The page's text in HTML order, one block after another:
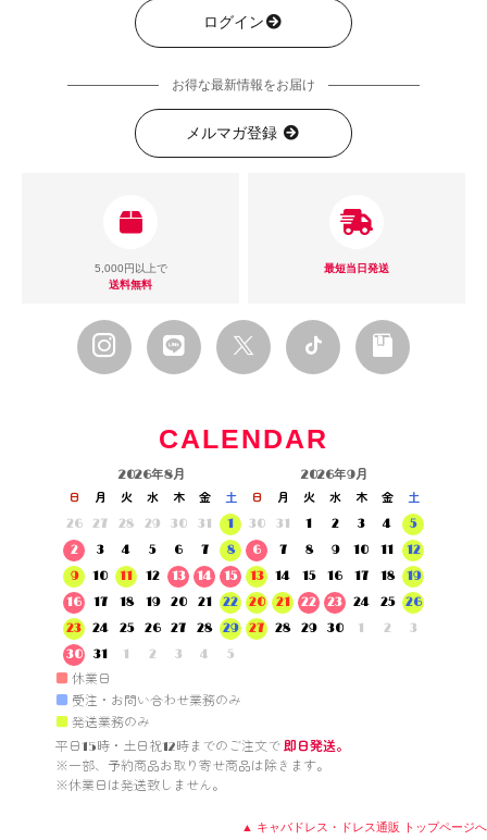
ログイン
お得な最新情報をお届け
メルマガ登録
5,000円以上で
送料無料
最短当日発送
CALENDAR
2026年8月
日 月 火 水 木 金
土
26
27 28 29 30 31
1
2
3 4 5 6 7
8
9
10 11 12 13 14
15
16
17 18 19 20 21
22
23
24 25 26 27 28
29
30
31 1 2 3 4 5
2026年9月
日 月 火 水 木 金
土
30
31 1 2 3 4
5
6
7 8 9 10 11
12
13
14 15 16 17 18
19
20
21 22 23 24 25
26
27
28 29 30 1 2 3
■ 休業日
■ 受注・お問い合わせ業務のみ
■ 発送業務のみ
平日15時・土日祝12時までのご注文で 即日発送。
※一部、予約商品お取り寄せ商品は除きます。
※休業日は発送致しません。
▲ キャバドレス・ドレス通販 トップページへ